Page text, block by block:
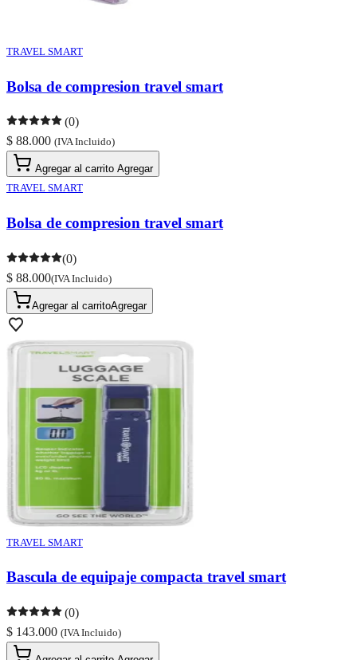
TRAVEL SMART
Bolsa de compresion travel smart
(0)
$ 88.000 (IVA Incluido)
Agregar al carrito Agregar
TRAVEL SMART
Bolsa de compresion travel smart
(0)
$ 88.000(IVA Incluido)
Agregar al carritoAgregar
TRAVEL SMART
Bascula de equipaje compacta travel smart
(0)
$ 143.000 (IVA Incluido)